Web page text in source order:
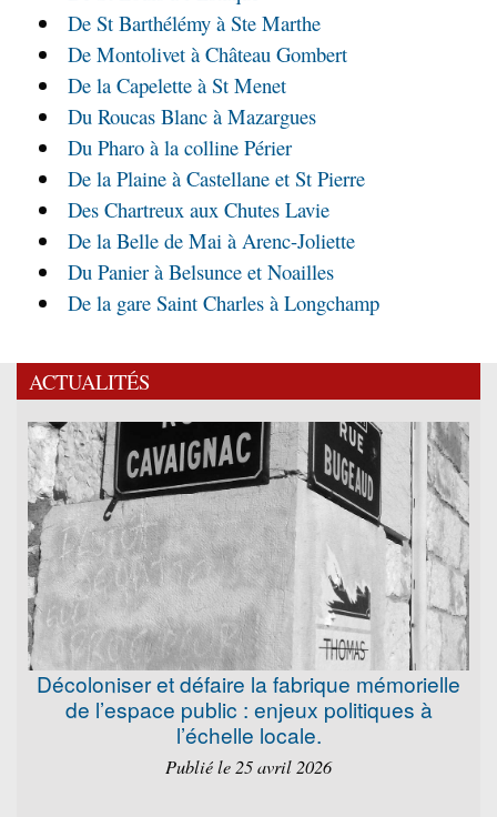
De St Barthélémy à Ste Marthe
De Montolivet à Château Gombert
De la Capelette à St Menet
Du Roucas Blanc à Mazargues
Du Pharo à la colline Périer
De la Plaine à Castellane et St Pierre
Des Chartreux aux Chutes Lavie
De la Belle de Mai à Arenc-Joliette
Du Panier à Belsunce et Noailles
De la gare Saint Charles à Longchamp
ACTUALITÉS
Décoloniser et défaire la fabrique mémorielle
de l’espace public : enjeux politiques à
l’échelle locale.
Publié le 25 avril 2026